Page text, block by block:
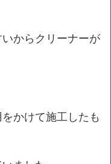
からクリーナーが
かけて施工したも